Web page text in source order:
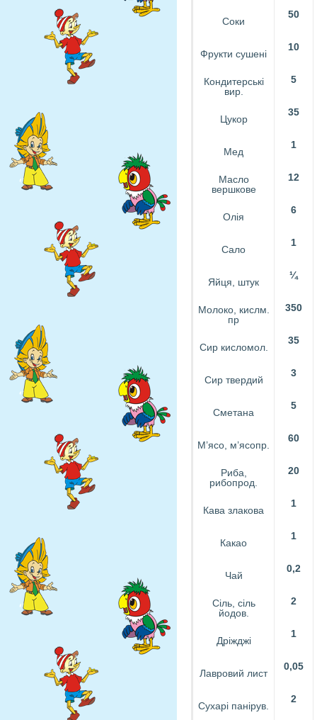
Соки
50
Фрукти сушені
10
Кондитерські
вир.
5
Цукор
35
Мед
1
Масло
вершкове
12
Олія
6
Сало
1
Яйця, штук
¼
Молоко, кислм.
пр
350
Сир кисломол.
35
Сир твердий
3
Сметана
5
М’ясо, м’ясопр.
60
Риба,
рибопрод.
20
Кава злакова
1
Какао
1
Чай
0,2
Сіль, сіль
йодов.
2
Дріжджі
1
Лавровий лист
0,05
Сухарі панірув.
2